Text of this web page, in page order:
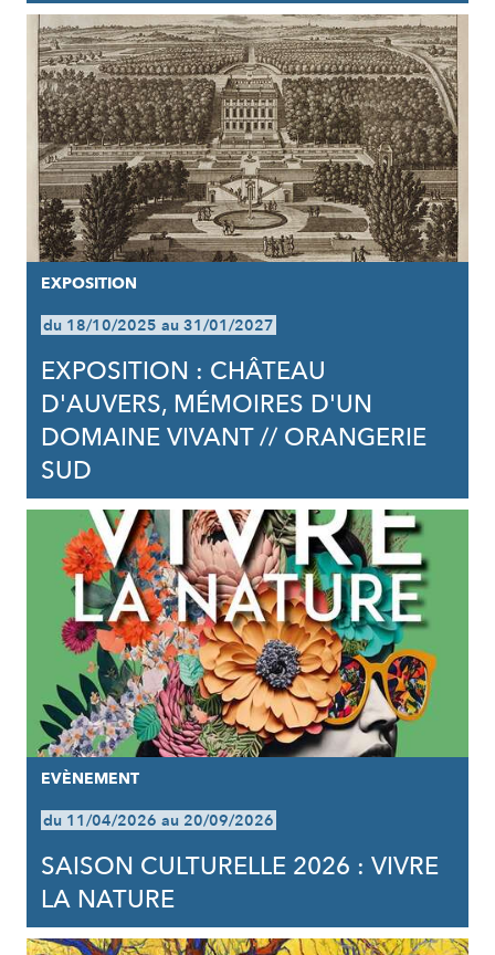
EXPOSITION
du 18/10/2025 au 31/01/2027
EXPOSITION : CHÂTEAU
D'AUVERS, MÉMOIRES D'UN
DOMAINE VIVANT // ORANGERIE
SUD
EVÈNEMENT
du 11/04/2026 au 20/09/2026
SAISON CULTURELLE 2026 : VIVRE
LA NATURE